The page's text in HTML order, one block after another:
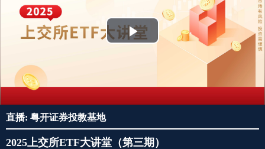
Play
直播: 粤开证券投教基地
2025上交所ETF大讲堂（第三期）